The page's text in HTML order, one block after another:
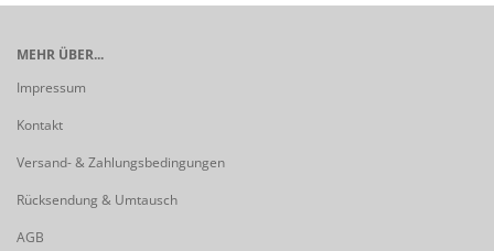
MEHR ÜBER...
Impressum
Kontakt
Versand- & Zahlungsbedingungen
Rücksendung & Umtausch
AGB